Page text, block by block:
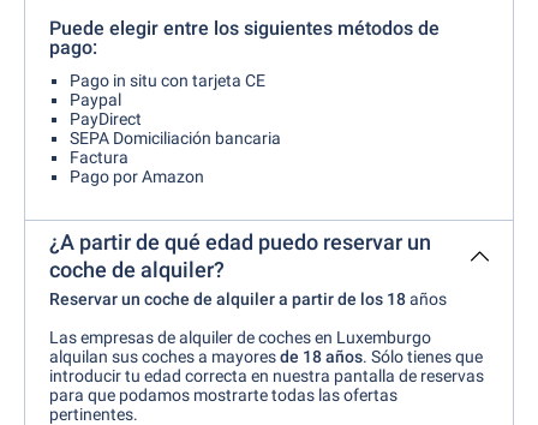
Puede elegir entre los siguientes métodos de
pago:
Pago in situ con tarjeta CE
Paypal
PayDirect
SEPA Domiciliación bancaria
Factura
Pago por Amazon
¿A partir de qué edad puedo reservar un
coche de alquiler?
Reservar un coche de alquiler a partir de los 18años
Las empresas de alquiler de coches en Luxemburgo
alquilan sus coches a mayoresde 18 años. Sólo tienes que
introducir tu edad correcta en nuestra pantalla de reservas
para que podamos mostrarte todas las ofertas
pertinentes.